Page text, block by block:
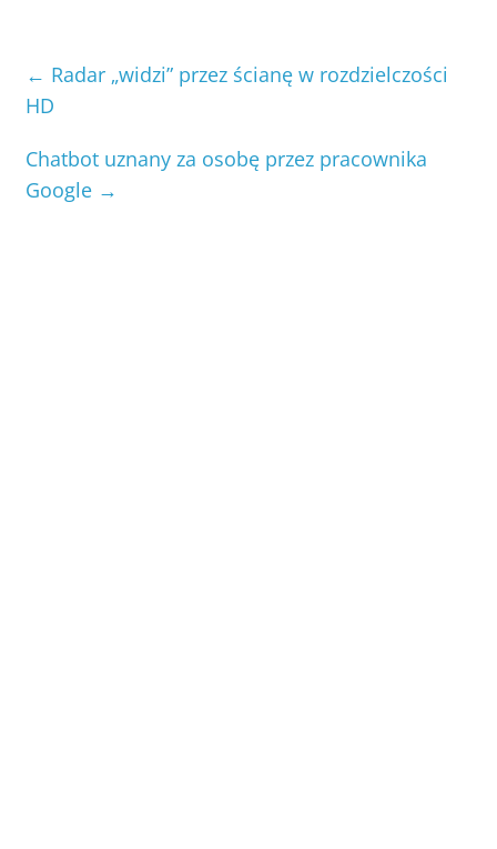
← Radar „widzi” przez ścianę w rozdzielczości
HD
Chatbot uznany za osobę przez pracownika
Google →